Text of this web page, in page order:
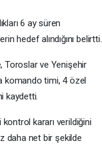
6 ay süren
hedef alındığını belirtti.
Toroslar ve Yenişehir
komando timi, 4 özel
kaydetti.
kontrol kararı verildiğini
daha net bir şekilde